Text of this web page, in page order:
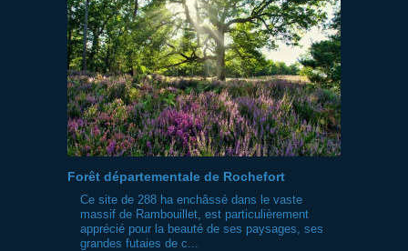
Forêt départementale de Rochefort
Ce site de 288 ha enchâssé dans le vaste
massif de Rambouillet, est particulièrement
apprécié pour la beauté de ses paysages, ses
grandes futaies de c...